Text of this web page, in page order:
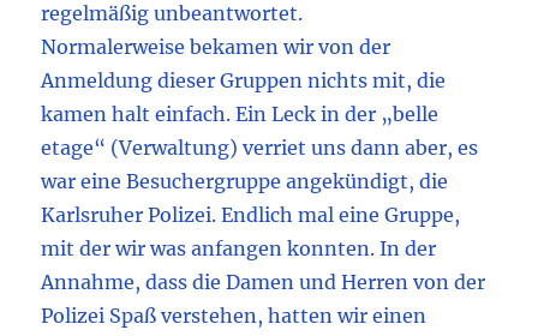
regelmäßig unbeantwortet.
Normalerweise bekamen wir von der
Anmeldung dieser Gruppen nichts mit, die
kamen halt einfach. Ein Leck in der „belle
etage“ (Verwaltung) verriet uns dann aber, es
war eine Besuchergruppe angekündigt, die
Karlsruher Polizei. Endlich mal eine Gruppe,
mit der wir was anfangen konnten. In der
Annahme, dass die Damen und Herren von der
Polizei Spaß verstehen, hatten wir einen